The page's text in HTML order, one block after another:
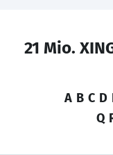
21 Mio.
A B C D
Q